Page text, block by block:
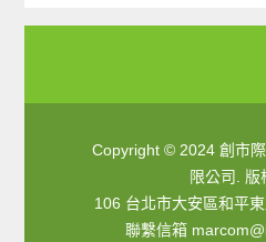
Copyright © 2024 創市
限公司. 版
106 台北市大安區和平
聯繫信箱